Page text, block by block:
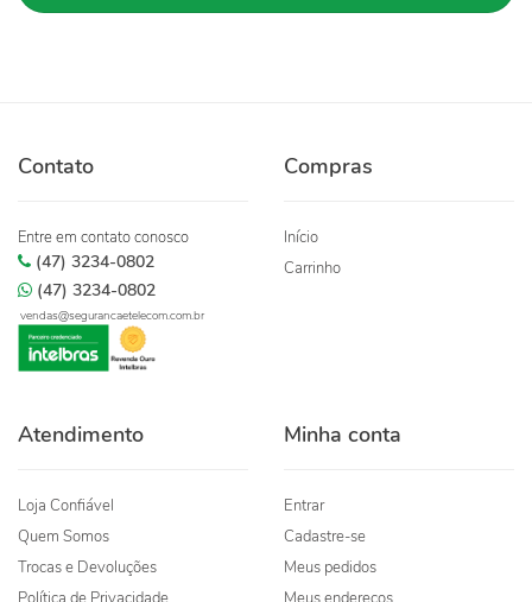
Contato
Entre em contato conosco
(47) 3234-0802
(47) 3234-0802
vendas@segurancaetelecom.com.br
Compras
Início
Carrinho
Atendimento
Loja Confiável
Quem Somos
Trocas e Devoluções
Minha conta
Entrar
Cadastre-se
Meus pedidos